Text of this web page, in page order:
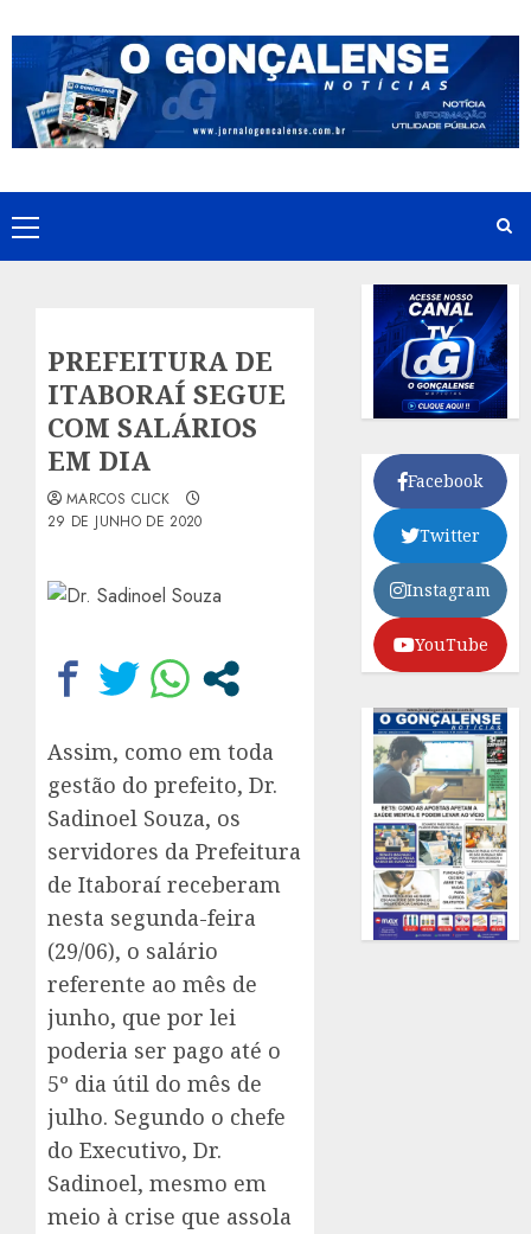
to
content
Primary
Menu
PREFEITURA DE
ITABORAÍ SEGUE
COM SALÁRIOS
EM DIA
MARCOS CLICK
29 DE JUNHO DE 2020
Assim, como em toda
gestão do prefeito, Dr.
Sadinoel Souza, os
servidores da Prefeitura
de Itaboraí receberam
nesta segunda-feira
(29/06), o salário
referente ao mês de
junho, que por lei
poderia ser pago até o
5º dia útil do mês de
julho. Segundo o chefe
do Executivo, Dr.
Sadinoel, mesmo em
meio à crise que assola
Facebook
Twitter
Instagram
YouTube